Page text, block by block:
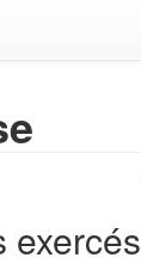
exercés